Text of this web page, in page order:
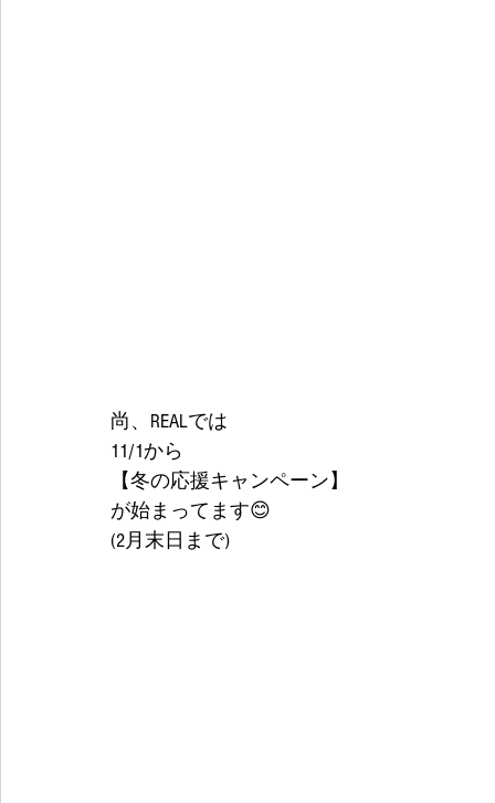
尚、REALでは
11/1から
【冬の応援キャンペーン】
が始まってます😊
(2月末日まで)